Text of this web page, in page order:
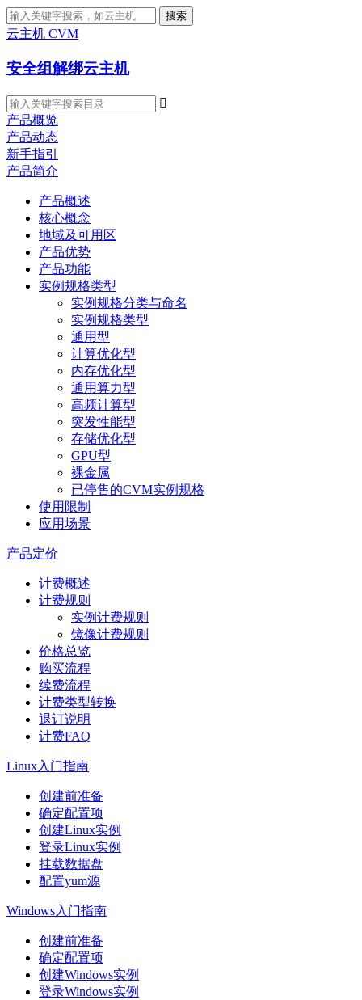
搜索
云主机 CVM
安全组解绑云主机

产品概览
产品动态
新手指引
产品简介
产品概述
核心概念
地域及可用区
产品优势
产品功能
实例规格类型
实例规格分类与命名
实例规格类型
通用型
计算优化型
内存优化型
通用算力型
高频计算型
突发性能型
存储优化型
GPU型
裸金属
已停售的CVM实例规格
使用限制
应用场景
产品定价
计费概述
计费规则
实例计费规则
镜像计费规则
价格总览
购买流程
续费流程
计费类型转换
退订说明
计费FAQ
Linux入门指南
创建前准备
确定配置项
创建Linux实例
登录Linux实例
挂载数据盘
配置yum源
Windows入门指南
创建前准备
确定配置项
创建Windows实例
登录Windows实例